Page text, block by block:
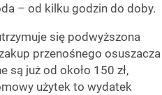
– od kilku godzin do doby.
się podwyższona
przenośnego osuszacza
już od około 150 zł,
użytek to wydatek